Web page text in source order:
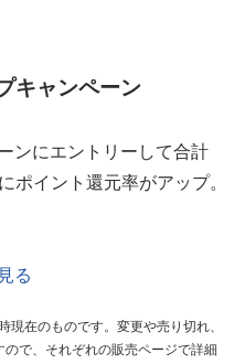
キャンペーン
ンにエントリーして合計
ポイント還元率がアップ。
る
在のものです。変更や売り切れ、
で、それぞれの販売ページで詳細